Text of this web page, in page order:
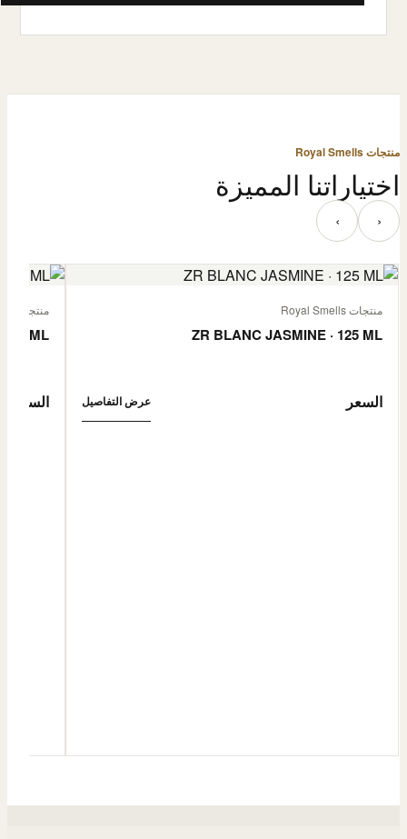
منتجات Royal Smells
اختياراتنا المميزة
‹ ›
منتجات Royal Smells
ZR BLANC JASMINE · 125 ML
السعر عرض التفاصيل
منتجات Royal Smells
ML
السعر